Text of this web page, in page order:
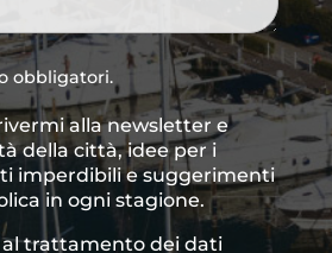
obbligatori.
alla newsletter e
della città, idee per i
imperdibili e suggerimenti
in ogni stagione.
trattamento dei dati